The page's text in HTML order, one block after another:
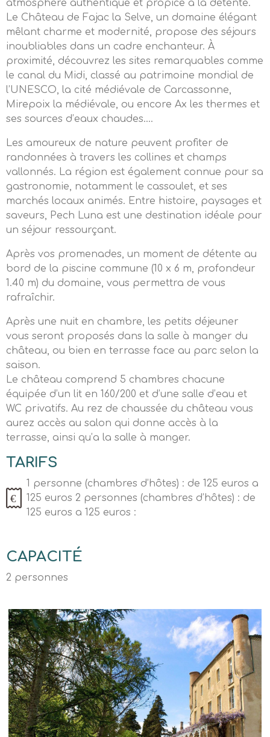
atmosphère authentique et propice à la détente.
Le Château de Fajac la Selve, un domaine élégant
mêlant charme et modernité, propose des séjours
inoubliables dans un cadre enchanteur. À
proximité, découvrez les sites remarquables comme
le canal du Midi, classé au patrimoine mondial de
l’UNESCO, la cité médiévale de Carcassonne,
Mirepoix la médiévale, ou encore Ax les thermes et
ses sources d’eaux chaudes….
Les amoureux de nature peuvent profiter de
randonnées à travers les collines et champs
vallonnés. La région est également connue pour sa
gastronomie, notamment le cassoulet, et ses
marchés locaux animés. Entre histoire, paysages et
saveurs, Pech Luna est une destination idéale pour
un séjour ressourçant.
Après vos promenades, un moment de détente au
bord de la piscine commune (10 x 6 m, profondeur
1.40 m) du domaine, vous permettra de vous
rafraîchir.
Après une nuit en chambre, les petits déjeuner
vous seront proposés dans la salle à manger du
château, ou bien en terrasse face au parc selon la
saison.
Le château comprend 5 chambres chacune
équipée d’un lit en 160/200 et d’une salle d’eau et
WC privatifs. Au rez de chaussée du château vous
aurez accès au salon qui donne accès à la
terrasse, ainsi qu’a la salle à manger.
TARIFS
1 personne (chambres d’hôtes) : de 125 euros a
125 euros 2 personnes (chambres d’hôtes) : de
125 euros a 125 euros :
CAPACITÉ
2 personnes